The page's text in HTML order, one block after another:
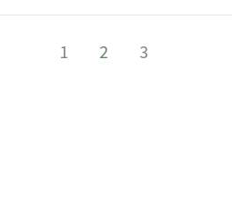
1 2 3